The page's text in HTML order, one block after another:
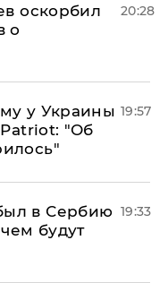
оскорбил
о
20:28
у Украины
Patriot: "Об
19:57
в Сербию
будут
19:33